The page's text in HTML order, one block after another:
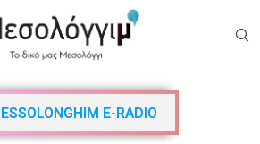
E-RADIO